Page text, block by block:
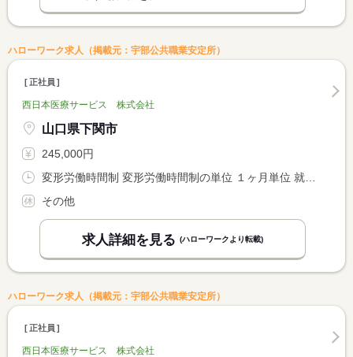
ハローワーク求人（掲載元：宇部公共職業安定所）
正社員
西日本医療サービス 株式会社
山口県下関市
245,000円
その他
求人詳細を見る (ハローワークより転載)
ハローワーク求人（掲載元：宇部公共職業安定所）
正社員
西日本医療サービス 株式会社